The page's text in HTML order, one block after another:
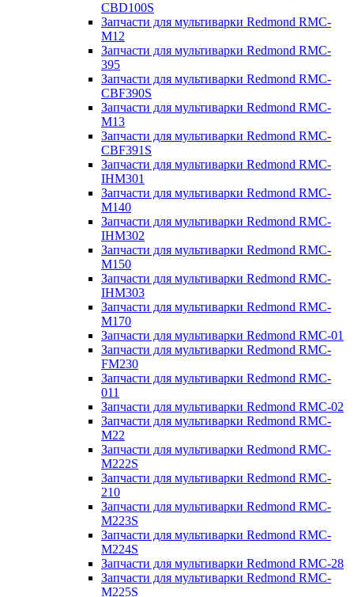
CBD100S
Запчасти для мультиварки Redmond RMC-
M12
Запчасти для мультиварки Redmond RMC-
395
Запчасти для мультиварки Redmond RMC-
CBF390S
Запчасти для мультиварки Redmond RMC-
M13
Запчасти для мультиварки Redmond RMC-
CBF391S
Запчасти для мультиварки Redmond RMC-
IHM301
Запчасти для мультиварки Redmond RMC-
M140
Запчасти для мультиварки Redmond RMC-
IHM302
Запчасти для мультиварки Redmond RMC-
M150
Запчасти для мультиварки Redmond RMC-
IHM303
Запчасти для мультиварки Redmond RMC-
M170
Запчасти для мультиварки Redmond RMC-01
Запчасти для мультиварки Redmond RMC-
FM230
Запчасти для мультиварки Redmond RMC-
011
Запчасти для мультиварки Redmond RMC-02
Запчасти для мультиварки Redmond RMC-
M22
Запчасти для мультиварки Redmond RMC-
M222S
Запчасти для мультиварки Redmond RMC-
210
Запчасти для мультиварки Redmond RMC-
M223S
Запчасти для мультиварки Redmond RMC-
M224S
Запчасти для мультиварки Redmond RMC-28
Запчасти для мультиварки Redmond RMC-
M225S